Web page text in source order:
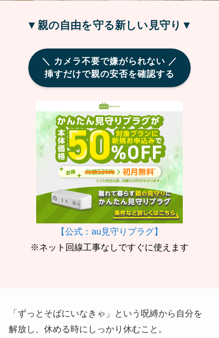
▼親の自由を守る新しい見守り▼
＼ カメラ不要で嫌がられない ／
挿すだけで親の安否を確認する
【公式：au見守りプラグ】
※ネット回線工事なしですぐに使えます
「ずっとそばにいなきゃ」という呪縛から自分を
解放し、休める時にしっかり休むこと。